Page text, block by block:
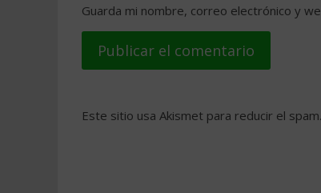
Guarda mi nombre, correo electrónico y
Este sitio usa Akismet para reducir el spam.